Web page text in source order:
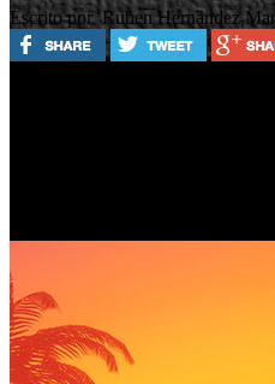
Escrito por Ruben Hernandez